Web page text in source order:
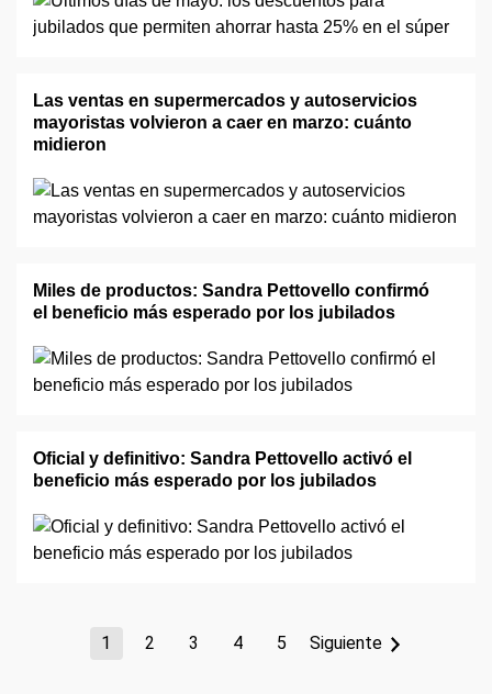
Las ventas en supermercados y autoservicios
mayoristas volvieron a caer en marzo: cuánto
midieron
Miles de productos: Sandra Pettovello confirmó
el beneficio más esperado por los jubilados
Oficial y definitivo: Sandra Pettovello activó el
beneficio más esperado por los jubilados
1 2 3 4 5 Siguiente